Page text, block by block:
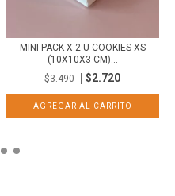
MINI PACK X 2 U COOKIES XS
(10X10X3 CM)...
$3.490
$2.720